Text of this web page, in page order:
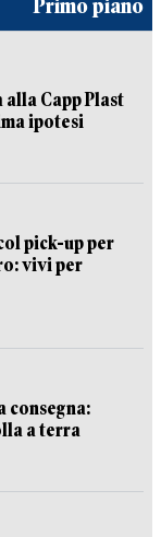
Primo piano
Capp Plast
ipotesi
pick-up per
vivi per
consegna:
a terra